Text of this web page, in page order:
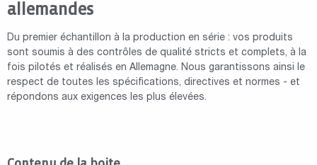
allemandes
Du premier échantillon à la production en série : vos produits
sont soumis à des contrôles de qualité stricts et complets, à la
fois pilotés et réalisés en Allemagne. Nous garantissons ainsi le
respect de toutes les spécifications, directives et normes - et
répondons aux exigences les plus élevées.